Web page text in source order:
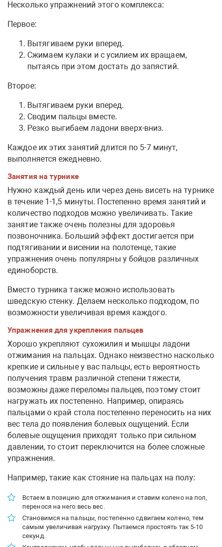
Несколько упражнений этого комплекса:
Первое:
Вытягиваем руки вперед.
Сжимаем кулаки и с усилием их вращаем,
пытаясь при этом достать до запястий.
Второе:
Вытягиваем руки вперед.
Сводим пальцы вместе.
Резко выгибаем ладони вверх-вниз.
Каждое их этих занятий длится по 5-7 минут,
выполняется ежедневно.
Занятия на турнике
Нужно каждый день или через день висеть на турнике
в течение 1-1,5 минуты. Постепенно время занятий и
количество подходов можно увеличивать. Такие
занятие также очень полезны для здоровья
позвоночника. Больший эффект достигается при
подтягивании и висении на полотенце, такие
упражнения очень популярны у бойцов различных
единоборств.
Вместо турника также можно использовать
шведскую стенку. Делаем несколько подходом, по
возможности увеличивая время каждого.
Упражнения для укрепления пальцев
Хорошо укрепляют сухожилия и мышцы ладони
отжимания на пальцах. Однако неизвестно насколько
крепкие и сильные у вас пальцы, есть вероятность
получения травм различной степени тяжести,
возможны даже переломы пальцев, поэтому стоит
нагружать их постепенно. Например, опираясь
пальцами о край стола постепенно переносить на них
вес тела до появления болевых ощущений. Если
болевые ощущения приходят только при сильном
давлении, то стоит переключится на более сложные
упражнения.
Например, такие как стояние на пальцах на полу:
Встаем в позицию для отжимания и ставим колено на пол,
перенося на него весь вес.
Становимся на пальцы, постепенно сдвигаем колено, тем
самым увеличивая нагрузку. Пытаемся простоять так 5-10
секунд.